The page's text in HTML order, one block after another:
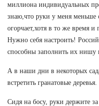
миллиона индивидуальных
знаю,что руки у меня меньше
огорчает,хотя в то же время
Нужно себя настроить!
способны заполнить их нишу
А в наши дни в некоторых
встретить гранатовые деревья.
Сидя на босу, руки держите